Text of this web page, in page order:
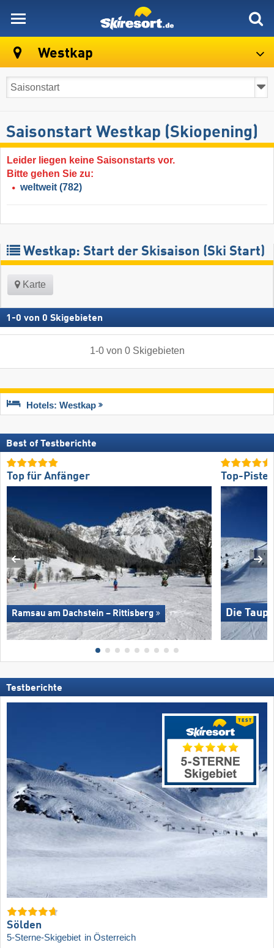
Westkap
Saisonstart Westkap (Skiopening)
Leider liegen keine Saisonstarts vor.
Bitte gehen Sie zu:
weltweit (782)
Westkap: Start der Skisaison (Ski Start)
Karte
1 -0 von 0 Skigebieten
1-0von 0 Skigebieten
Hotels: Westkap
Best of Testberichte
Top für Anfänger
Ramsau am Dachstein – Rittisberg
Top-
Die
Testberichte
Sölden
5-Sterne-Skigebiet in Österreich